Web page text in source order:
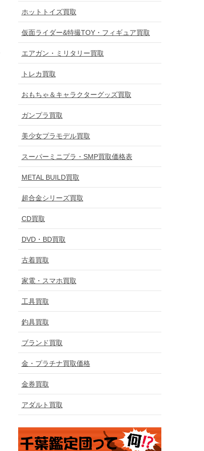
ホットトイズ買取
仮面ライダー&特撮TOY・フィギュア買取
エアガン・ミリタリー買取
トレカ買取
おもちゃ＆キャラクターグッズ買取
ガンプラ買取
美少女プラモデル買取
スーパーミニプラ・SMP買取価格表
METAL BUILD買取
超合金シリーズ買取
CD買取
DVD・BD買取
古着買取
家電・スマホ買取
工具買取
釣具買取
ブランド買取
金・プラチナ買取価格
金券買取
アダルト買取